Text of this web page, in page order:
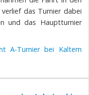
das Turnier dabei
und das Hauptturnier
A-Turnier bei Kaltern